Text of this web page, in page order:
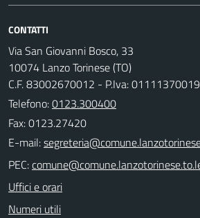
CONTATTI
Via San Giovanni Bosco, 33
10074 Lanzo Torinese (TO)
C.F. 83002670012 - P.Iva: 01111370019
Telefono:0123.300400
Fax: 0123.27420
E-mail:
PEC:
Uffici e orari
Numeri utili